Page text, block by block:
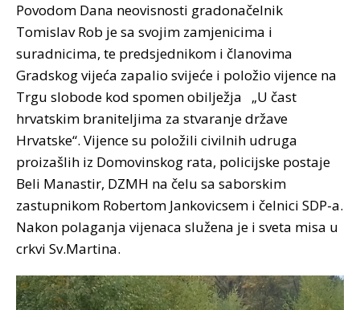
Povodom Dana neovisnosti gradonačelnik
Tomislav Rob je sa svojim zamjenicima i
suradnicima, te predsjednikom i članovima
Gradskog vijeća zapalio svijeće i položio vijence na
Trgu slobode kod spomen obilježja „U čast
hrvatskim braniteljima za stvaranje države
Hrvatske“. Vijence su položili civilnih udruga
proizašlih iz Domovinskog rata, policijske postaje
Beli Manastir, DZMH na čelu sa saborskim
zastupnikom Robertom Jankovicsem i čelnici SDP-a.
Nakon polaganja vijenaca služena je i sveta misa u
crkvi Sv.Martina.